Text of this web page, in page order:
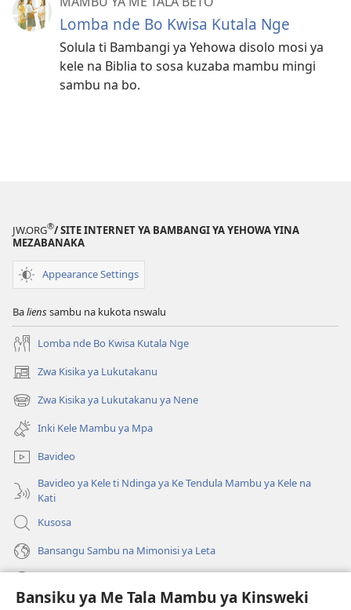
Bansiku ya Me Tala Mambu ya Kinsweki
Lomba nde Bo Kwisa Kutala Nge
Solula ti Bambangi ya Yehowa disolo mosi ya
kele na Biblia to sosa kuzaba mambu mingi
sambu na bo.
JW.ORG®/ SITE INTERNET YA BAMBANGI YA YEHOWA YINA
MEZABANAKA
Appearance Settings
Balienssambu na kukota nswalu
Lomba nde Bo Kwisa Kutala Nge
Zwa Kisika ya Lukutakanu
(ke
kangula
lutiti
ya
mpa)
Zwa Kisika ya Lukutakanu ya Nene
(ke
kangula
lutiti
ya
mpa)
Inki Kele Mambu ya Mpa
Bavideo
Bavideo ya Kele ti Ndinga ya Ke Tendula Mambu ya Kele na
Kati
Kusosa
Bansangu Sambu na Mimonisi ya Leta